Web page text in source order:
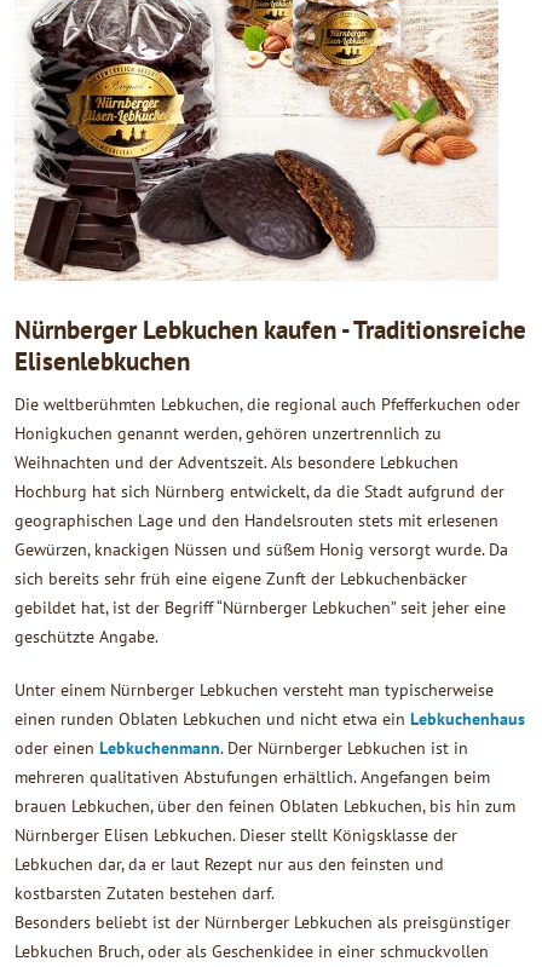
Nürnberger Lebkuchen kaufen - Traditionsreiche
Elisenlebkuchen
Die weltberühmten Lebkuchen, die regional auch Pfefferkuchen oder
Honigkuchen genannt werden, gehören unzertrennlich zu
Weihnachten und der Adventszeit. Als besondere Lebkuchen
Hochburg hat sich Nürnberg entwickelt, da die Stadt aufgrund der
geographischen Lage und den Handelsrouten stets mit erlesenen
Gewürzen, knackigen Nüssen und süßem Honig versorgt wurde. Da
sich bereits sehr früh eine eigene Zunft der Lebkuchenbäcker
gebildet hat, ist der Begriff “Nürnberger Lebkuchen” seit jeher eine
geschützte Angabe.
Unter einem Nürnberger Lebkuchen versteht man typischerweise
einen runden Oblaten Lebkuchen und nicht etwa ein Lebkuchenhaus
oder einen Lebkuchenmann. Der Nürnberger Lebkuchen ist in
mehreren qualitativen Abstufungen erhältlich. Angefangen beim
brauen Lebkuchen, über den feinen Oblaten Lebkuchen, bis hin zum
Nürnberger Elisen Lebkuchen. Dieser stellt Königsklasse der
Lebkuchen dar, da er laut Rezept nur aus den feinsten und
kostbarsten Zutaten bestehen darf.
Besonders beliebt ist der Nürnberger Lebkuchen als preisgünstiger
Lebkuchen Bruch, oder als Geschenkidee in einer schmuckvollen